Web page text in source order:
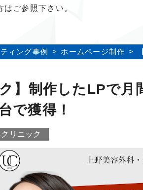
ご参照下さい。
ィング事例 ホームページ制作
】制作したLPで月
で獲得！
リニック